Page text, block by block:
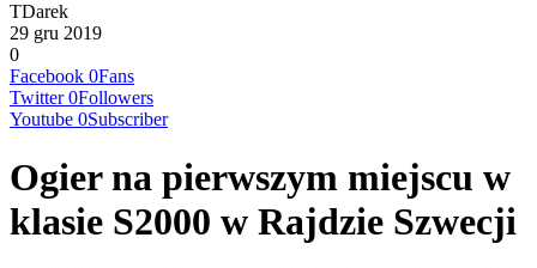
TDarek
29 gru 2019
0
Facebook 0Fans
Twitter 0Followers
Youtube 0Subscriber
Ogier na pierwszym miejscu w
klasie S2000 w Rajdzie Szwecji